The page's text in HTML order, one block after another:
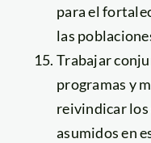
para el
las
Trabajar
programas y
reivindicar los
asumidos en